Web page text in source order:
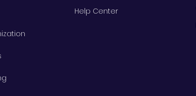
Help Center